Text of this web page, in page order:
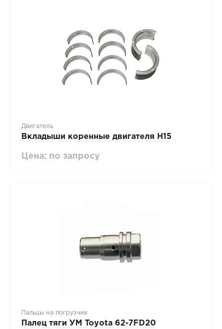
Двигатель
Вкладыши коренные двигателя Н15
Цена: по запросу
Пальцы на погрузчик
Палец тяги УМ Toyota 62-7FD20